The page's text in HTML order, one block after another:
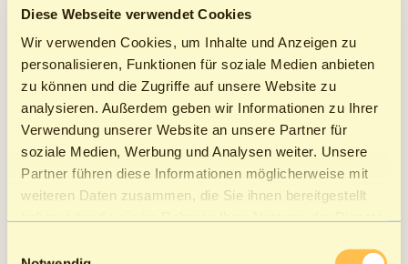
Diese Webseite verwendet Cookies
Wir verwenden Cookies, um Inhalte und Anzeigen zu
personalisieren, Funktionen für soziale Medien anbieten
zu können und die Zugriffe auf unsere Website zu
analysieren. Außerdem geben wir Informationen zu Ihrer
Verwendung unserer Website an unsere Partner für
soziale Medien, Werbung und Analysen weiter. Unsere
Partner führen diese Informationen möglicherweise mit
weiteren Daten zusammen, die Sie ihnen bereitgestellt
f) Datenschutz
Im Rahmen der DSGVO bist du verpflichtet:
Datenminimierung:Nur notwendige Daten zu
erheben.
Datensicherheit: Schutz vor unbefugtem Zugriff.
Transparenz:
Information der Arbeitnehmer über
die Datenverarbeitung.